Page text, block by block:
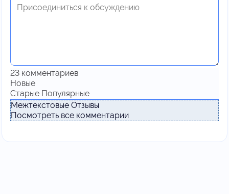
23 комментариев
Новые
Старые Популярные
Межтекстовые Отзывы
Посмотреть все комментарии